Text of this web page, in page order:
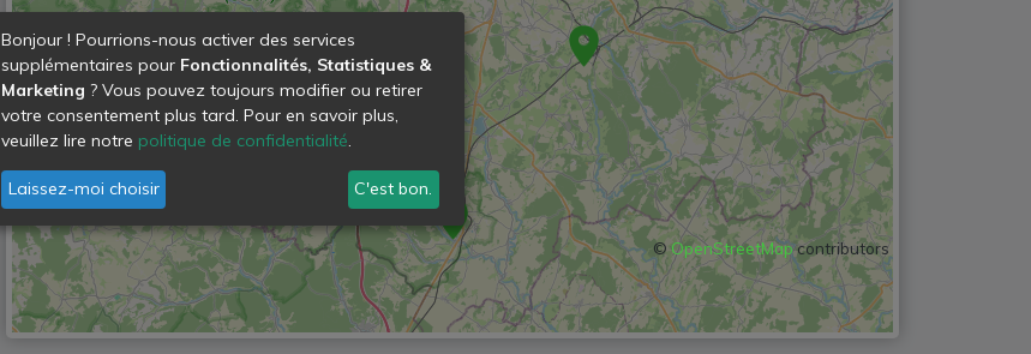
©OpenStreetMapcontributors
Bonjour ! Pourrions-nous activer des services
supplémentaires pour Fonctionnalités, Statistiques &
Marketing ? Vous pouvez toujours modifier ou retirer
votre consentement plus tard. Pour en savoir plus,
veuillez lire notre politique de confidentialité.
Laissez-moi choisir C'est bon.